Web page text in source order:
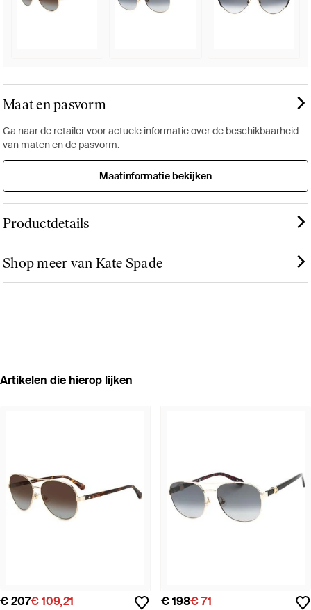
Maat en pasvorm
Ga naar de retailer voor actuele informatie over de beschikbaarheid
van maten en de pasvorm.
Maatinformatie bekijken
Productdetails
Shop meer van Kate Spade
Artikelen die hierop lijken
€ 207€ 109,21 € 198€ 71